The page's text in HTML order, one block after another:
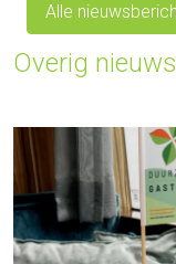
Alle
Overig nieuws